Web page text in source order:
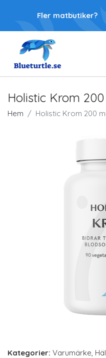
Fler matbutiker?
Holistic Krom
Hem Holistic Krom 200
Kategorier: Varumärke,